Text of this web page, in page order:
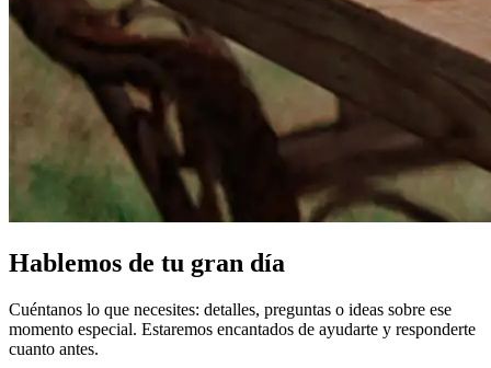
Hablemos de tu gran día
Cuéntanos lo que necesites: detalles, preguntas o ideas sobre ese
momento especial. Estaremos encantados de ayudarte y responderte
cuanto antes.